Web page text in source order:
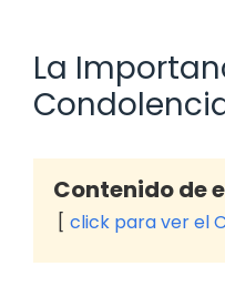
La
Contenido de
click para ver el